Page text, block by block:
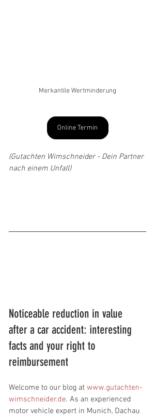
Merkantile Wertminderung
Online Termin
(Gutachten Wimschneider - Dein Partner
nach einem Unfall)
Noticeable reduction in value
after a car accident: interesting
facts and your right to
reimbursement
Welcome to our blog at www.gutachten-
wimschneider.de. As an experienced
motor vehicle expert in Munich, Dachau